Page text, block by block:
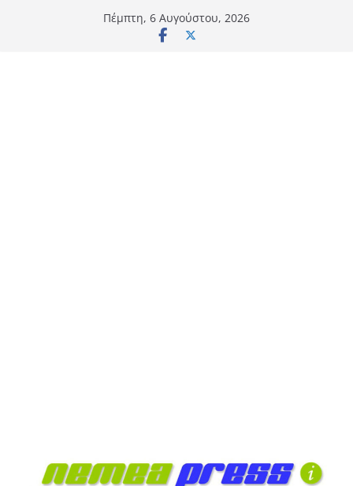
Πέμπτη, 6 Αυγούστου, 2026